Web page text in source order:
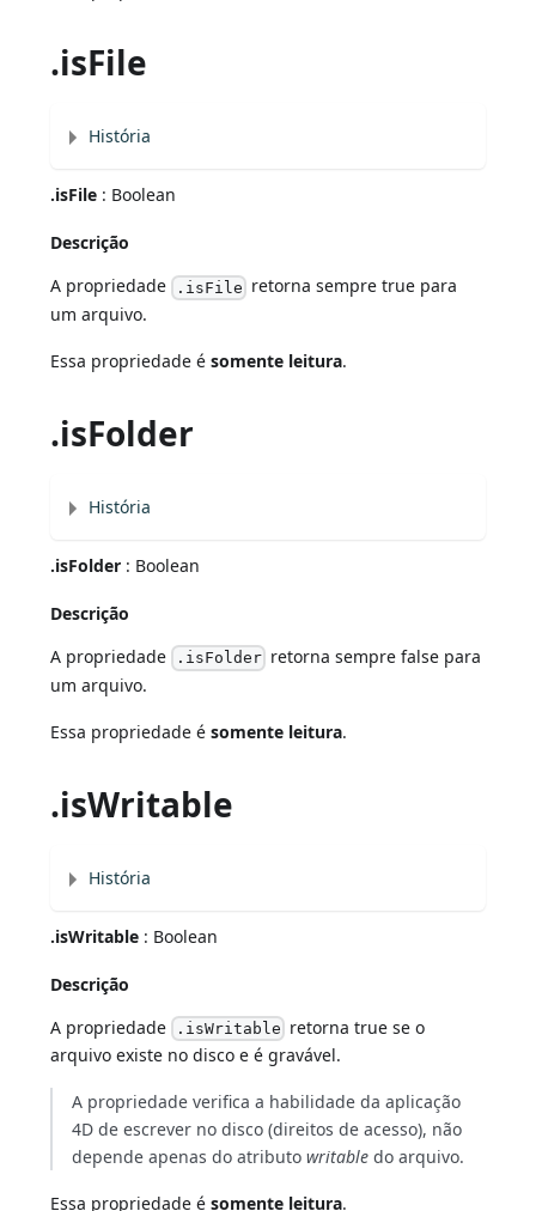
.isFile
História
.isFile : Boolean
Descrição
A propriedade .isFile retorna sempre true para
um arquivo.
Essa propriedade ésomente leitura.
.isFolder
História
.isFolder : Boolean
Descrição
A propriedade .isFolder retorna sempre false para
um arquivo.
Essa propriedade ésomente leitura.
.isWritable
História
.isWritable : Boolean
Descrição
A propriedade .isWritable retorna true se o
arquivo existe no disco e é gravável.
A propriedade verifica a habilidade da aplicação
4D de escrever no disco (direitos de acesso), não
depende apenas do atributowritable do arquivo.
Essa propriedade ésomente leitura.